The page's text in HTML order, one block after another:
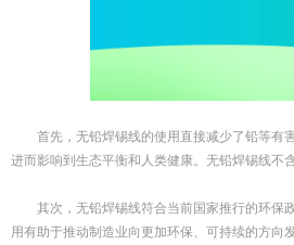
首先，无铅焊锡线的使用直接减少了铅等有害
进而影响到生态平衡和人类健康。无铅焊锡线不
其次，无铅焊锡线符合当前国家推行的环保政
用有助于推动制造业向更加环保、可持续的方向